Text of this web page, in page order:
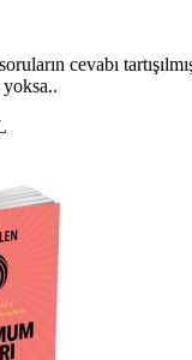
cevabı
yoksa..